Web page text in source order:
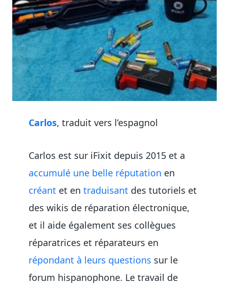
Carlos, traduit vers l’espagnol
Carlos est sur iFixit depuis 2015 et a
accumulé une belle réputation en
créant et en traduisant des tutoriels et
des wikis de réparation électronique,
et il aide également ses collègues
réparatrices et réparateurs en
répondant à leurs questions sur le
forum hispanophone. Le travail de